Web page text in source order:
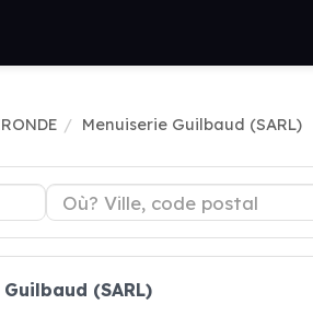
Menuiserie Guilbaud (SARL)
(SARL)